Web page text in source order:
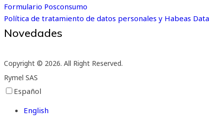
Formulario Posconsumo
Política de tratamiento de datos personales y Habeas Data
Novedades
Copyright © 2026. All Right Reserved.
Rymel SAS
Español
English